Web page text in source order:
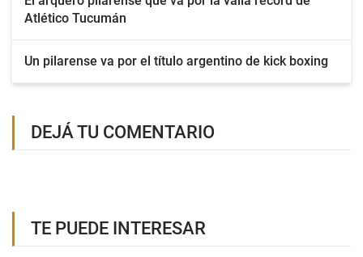
Atlético Tucumán
Un pilarense va por el título argentino de kick boxing
DEJÁ TU COMENTARIO
TE PUEDE INTERESAR